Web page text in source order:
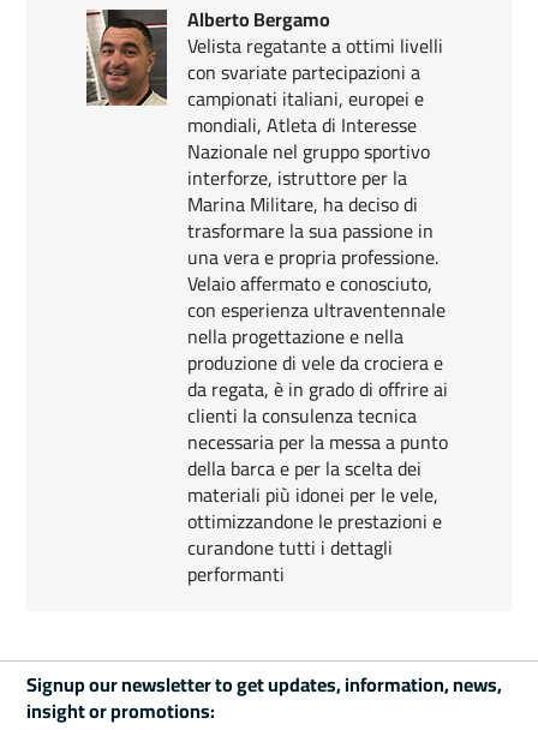
Alberto Bergamo
Velista regatante a ottimi livelli
con svariate partecipazioni a
campionati italiani, europei e
mondiali, Atleta di Interesse
Nazionale nel gruppo sportivo
interforze, istruttore per la
Marina Militare, ha deciso di
trasformare la sua passione in
una vera e propria professione.
Velaio affermato e conosciuto,
con esperienza ultraventennale
nella progettazione e nella
produzione di vele da crociera e
da regata, è in grado di offrire ai
clienti la consulenza tecnica
necessaria per la messa a punto
della barca e per la scelta dei
materiali più idonei per le vele,
ottimizzandone le prestazioni e
curandone tutti i dettagli
performanti
Signup our newsletter to get updates, information, news,
insight or promotions: